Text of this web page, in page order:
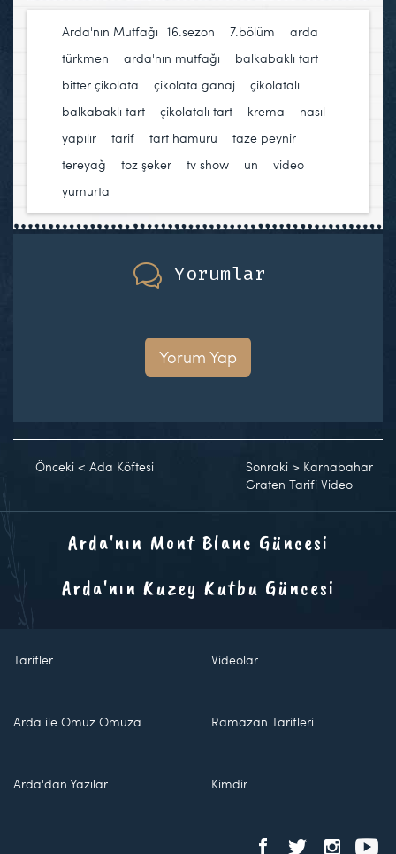
Arda'nın Mutfağı 16.sezon 7.bölüm
arda
türkmen
arda'nın mutfağı balkabaklı tart
bitter çikolata
çikolata ganaj
çikolatalı
balkabaklı tart
çikolatalı tart krema
nasıl
yapılır
tarif tart hamuru taze peynir
tereyağ
toz şeker tv show un video
yumurta
Yorumlar
Yorum Yap
Önceki < Ada Köftesi Sonraki > Karnabahar
Graten Tarifi Video
Arda'nın Mont Blanc Güncesi
Arda'nın Kuzey Kutbu Güncesi
Tarifler Videolar
Arda ile Omuz Omuza Ramazan Tarifleri
Arda'dan Yazılar Kimdir